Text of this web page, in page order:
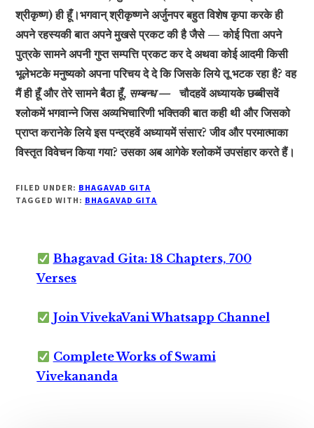
श्रीकृष्ण) ही हूँ।भगवान् श्रीकृष्णने अर्जुनपर बहुत विशेष कृपा करके ही
अपने रहस्यकी बात अपने मुखसे प्रकट की है जैसे — कोई पिता अपने
पुत्रके सामने अपनी गुप्त सम्पत्ति प्रकट कर दे अथवा कोई आदमी किसी
भूलेभटके मनुष्यको अपना परिचय दे दे कि जिसके लिये तू भटक रहा है? वह
मैं ही हूँ और तेरे सामने बैठा हूँ, सम्बन्ध — चौदहवें अध्यायके छब्बीसवें
श्लोकमें भगवान्ने जिस अव्यभिचारिणी भक्तिकी बात कही थी और जिसको
प्राप्त करानेके लिये इस पन्द्रहवें अध्यायमें संसार? जीव और परमात्माका
विस्तृत विवेचन किया गया? उसका अब आगेके श्लोकमें उपसंहार करते हैं।
FILED UNDER: BHAGAVAD GITA
TAGGED WITH: BHAGAVAD GITA
Bhagavad Gita: 18 Chapters, 700
Verses
Join VivekaVani Whatsapp Channel
Complete Works of Swami
Vivekananda